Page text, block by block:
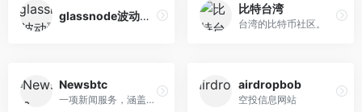
glassnode波动预警
比特台湾
台湾的比特币社区。
Newsbtc
一项新闻服务，涵盖比特币和...
airdropbob
空投信息网站